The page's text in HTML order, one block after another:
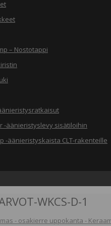
– Nostotappi
äänieristysratkaisut
-äänieristyslevy sisätiloihin
-äänieristyskaista CLT-rakenteille
WKCS-D-1
- osakierre uppokanta -